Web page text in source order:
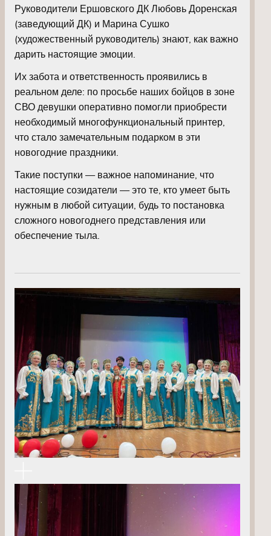
Руководители Ершовского ДК Любовь Доренская
(заведующий ДК) и Марина Сушко
(художественный руководитель) знают, как важно
дарить настоящие эмоции.
Их забота и ответственность проявились в
реальном деле: по просьбе наших бойцов в зоне
СВО девушки оперативно помогли приобрести
необходимый многофункциональный принтер,
что стало замечательным подарком в эти
новогодние праздники.
Такие поступки — важное напоминание, что
настоящие созидатели — это те, кто умеет быть
нужным в любой ситуации, будь то постановка
сложного новогоднего представления или
обеспечение тыла.